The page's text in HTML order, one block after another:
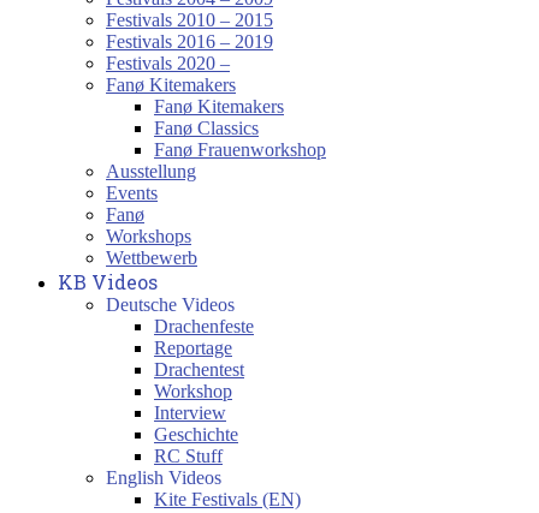
Festivals 2010 – 2015
Festivals 2016 – 2019
Festivals 2020 –
Fanø Kitemakers
Fanø Kitemakers
Fanø Classics
Fanø Frauenworkshop
Ausstellung
Events
Fanø
Workshops
Wettbewerb
KB Videos
Deutsche Videos
Drachenfeste
Reportage
Drachentest
Workshop
Interview
Geschichte
RC Stuff
English Videos
Kite Festivals (EN)